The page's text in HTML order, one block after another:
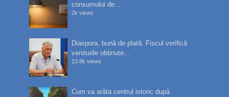
consumului de...
2k views
Diaspora, bună de plată. Fiscul verifică
veniturile obținute...
13.8k views
Cum va arăta centrul istoric după